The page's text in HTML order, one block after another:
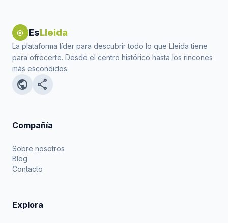
explore EsLleida
La plataforma líder para descubrir todo lo que Lleida tiene
para ofrecerte. Desde el centro histórico hasta los rincones
más escondidos.
public share
Compañía
Sobre nosotros
Blog
Contacto
Explora